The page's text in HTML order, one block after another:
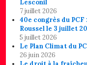
Lesconil
7 juillet 2026
40e congrès du
Roussel le 3 juillet
5 juillet 2026
Le Plan Climat du
26 juin 2026